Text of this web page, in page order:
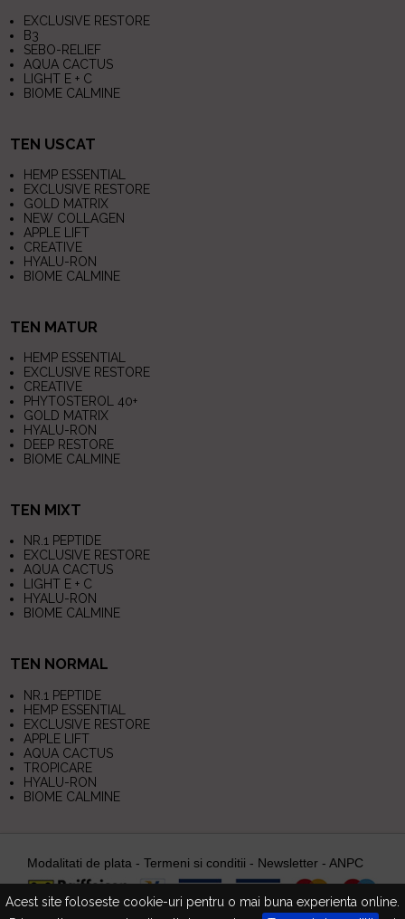
Acest site foloseste cookie-uri pentru o mai buna experienta online.
EXCLUSIVE RESTORE
B3
SEBO-RELIEF
AQUA CACTUS
LIGHT E + C
BIOME CALMINE
TEN USCAT
HEMP ESSENTIAL
EXCLUSIVE RESTORE
GOLD MATRIX
NEW COLLAGEN
APPLE LIFT
CREATIVE
HYALU-RON
BIOME CALMINE
TEN MATUR
HEMP ESSENTIAL
EXCLUSIVE RESTORE
CREATIVE
PHYTOSTEROL 40+
GOLD MATRIX
HYALU-RON
DEEP RESTORE
BIOME CALMINE
TEN MIXT
NR.1 PEPTIDE
EXCLUSIVE RESTORE
AQUA CACTUS
LIGHT E + C
HYALU-RON
BIOME CALMINE
TEN NORMAL
NR.1 PEPTIDE
HEMP ESSENTIAL
EXCLUSIVE RESTORE
APPLE LIFT
AQUA CACTUS
TROPICARE
HYALU-RON
BIOME CALMINE
Modalitati de plata -Termeni si conditii - Newsletter -ANPC